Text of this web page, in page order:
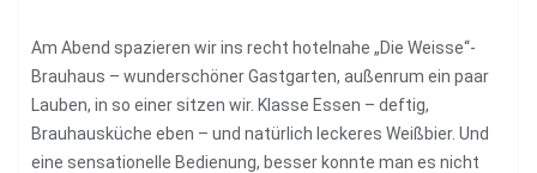
Am Abend spazieren wir ins recht hotelnahe „Die Weisse“-
Brauhaus – wunderschöner Gastgarten, außenrum ein paar
Lauben, in so einer sitzen wir. Klasse Essen – deftig,
Brauhausküche eben – und natürlich leckeres Weißbier. Und
eine sensationelle Bedienung, besser konnte man es nicht